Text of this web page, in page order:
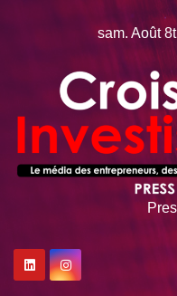
sam. Août